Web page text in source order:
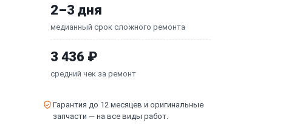
2–3 дня
медианный срок сложного ремонта
3 436 ₽
средний чек за ремонт
Гарантия до 12 месяцев и оригинальные
запчасти — на все виды работ.